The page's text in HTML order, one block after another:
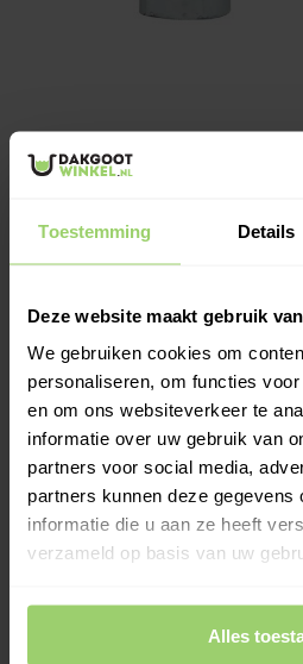
Toestemming Details
Deze website maakt gebruik
We gebruiken cookies om
personaliseren, om functies
en om ons websiteverkeer te
informatie over uw gebruik van
partners voor social media,
partners kunnen deze gegevens
informatie die u aan ze heeft
verzameld op basis van uw
Alles
€52,13
Weer geopend na de
leveren wij woensdag 12
bezorgdatum.
- + In
Meer informatie >
Kies zelf je leverdatum bij het